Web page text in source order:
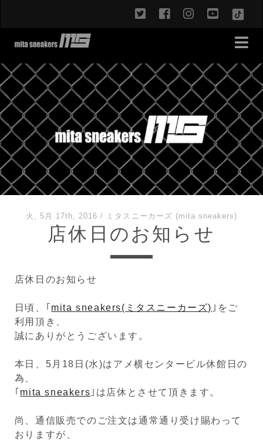
twitterfacebookinstagram
火, 5月 17th, 2016 / ミタスニーカーズ (mita sneakers)
店休日のお知らせ
店休日のお知らせ
日頃、｢ mita sneakers(ミタスニーカーズ) ｣をご
利用頂き、
誠にありがとうございます。
本日、5月18日(水)はアメ横センタービル休館日の
為、
｢ mita sneakers ｣は店休とさせて頂きます。
尚、通信販売でのご注文は通常通り受け賜わって
おりますが、